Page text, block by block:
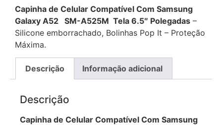
Capinha de Celular Compatível Com Samsung
Galaxy A52 SM-A525M Tela 6.5″ Polegadas –
Silicone emborrachado, Bolinhas Pop It – Proteção
Máxima.
Descrição Informação adicional
Descrição
Capinha de Celular Compatível Com Samsung